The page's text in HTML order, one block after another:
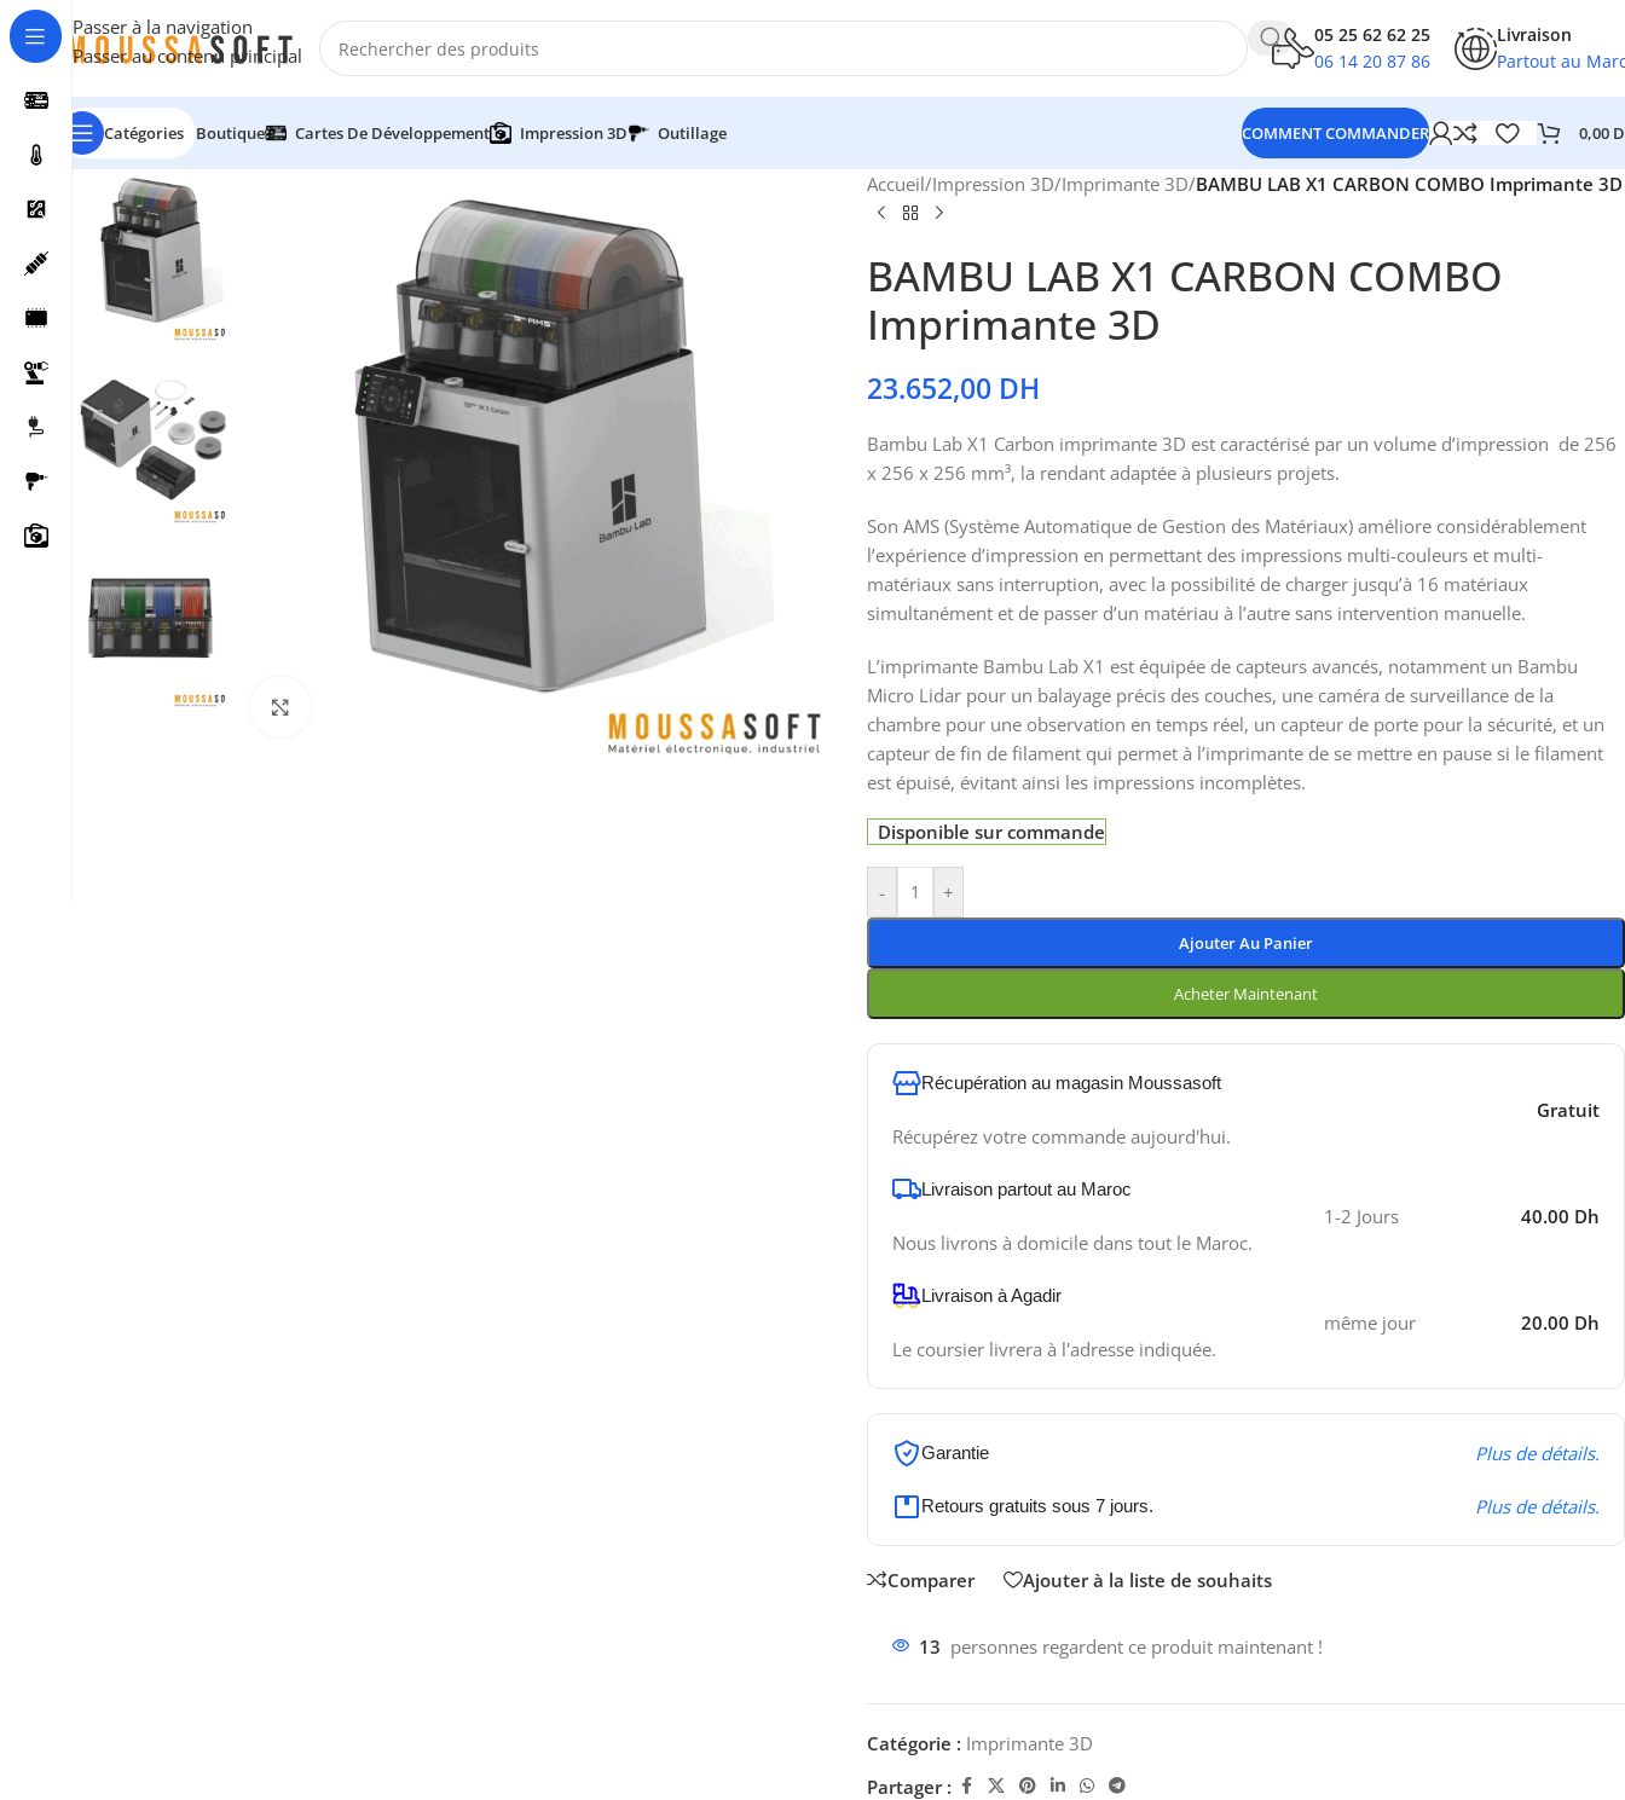
Passer à la navigation
Passer au contenu principal
05 25 62 62 25
05 25 62 62 25
06 14 20 87 86
Livraison
Partout au
Catégories Boutique Cartes De Développement Impression 3D Outillage COMMENT COMMANDER 0,00
Accueil/Impression 3D/Imprimante 3D/BAMBU LAB X1 CARBON COMBO Imprimante 3D
BAMBU LAB X1 CARBON COMBO
Imprimante 3D
23.652,00 DH
Bambu Lab X1 Carbon imprimante 3D est caractérisé par un volume d’impression de 256
x 256 x 256 mm³, la rendant adaptée à plusieurs projets.
Son AMS (Système Automatique de Gestion des Matériaux) améliore considérablement
l’expérience d’impression en permettant des impressions multi-couleurs et multi-
matériaux sans interruption, avec la possibilité de charger jusqu’à 16 matériaux
simultanément et de passer d’un matériau à l’autre sans intervention manuelle.
L’imprimante Bambu Lab X1 est équipée de capteurs avancés, notamment un Bambu
Micro Lidar pour un balayage précis des couches, une caméra de surveillance de la
chambre pour une observation en temps réel, un capteur de porte pour la sécurité, et un
capteur de fin de filament qui permet à l’imprimante de se mettre en pause si le filament
est épuisé, évitant ainsi les impressions incomplètes.
Disponible sur commande
- +
Ajouter Au Panier
Acheter Maintenant
Récupération au magasin Moussasoft
Récupérez votre commande aujourd'hui.
Gratuit
Livraison partout au Maroc
Nous livrons à domicile dans tout le Maroc.
1-2 Jours 40.00 Dh
Livraison à Agadir
Le coursier livrera à l'adresse indiquée.
même jour 20.00 Dh
Garantie Plus de détails.
Retours gratuits sous 7 jours. Plus de détails.
Comparer Ajouter à la liste de souhaits
13 personnes regardent ce produit maintenant !
Catégorie : Imprimante 3D
Partager :